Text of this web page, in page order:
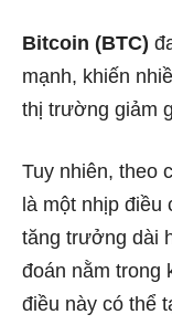
Bitcoin (BTC)
mạnh, khiến
thị trường giảm
Tuy nhiên, theo
là một nhịp
tăng trưởng dài
đoán nằm trong
điều này có thể